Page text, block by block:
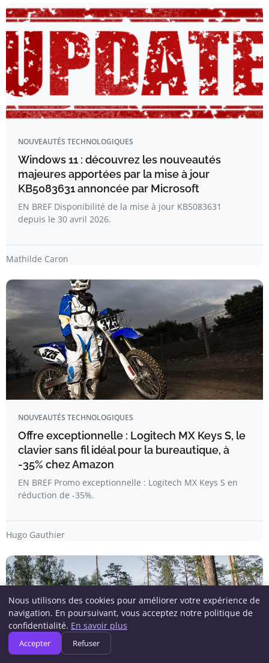
NOUVEAUTÉS TECHNOLOGIQUES
Windows 11 : découvrez les nouveautés
majeures apportées par la mise à jour
KB5083631 annoncée par Microsoft
EN BREF Disponibilité de la mise à jour KB5083631
depuis le 30 avril 2026.
Mathilde Caron
NOUVEAUTÉS TECHNOLOGIQUES
Offre exceptionnelle : Logitech MX Keys S, le
clavier sans fil idéal pour la bureautique, à
-35% chez Amazon
EN BREF Promo exceptionnelle : Logitech MX Keys S en
réduction de -35%.
Hugo Gauthier
Nous utilisons des cookies pour améliorer votre expérience de
navigation. En poursuivant, vous acceptez notre politique de
confidentialité. En savoir plus
Accepter Refuser